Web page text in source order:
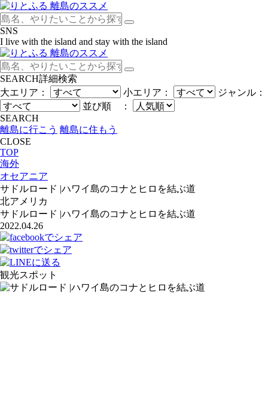
SNS
I live with the island and stay with the island
SEARCH詳細検索
大エリア：
小エリア：
ジャンル：
並び順 ：
SEARCH
離島に行こう 離島に住もう
CLOSE
TOP
海外
オセアニア
サドルロード |ハワイ島のコナとヒロを結ぶ道
北アメリカ
サドルロード |ハワイ島のコナとヒロを結ぶ道
2022.04.26
観光スポット